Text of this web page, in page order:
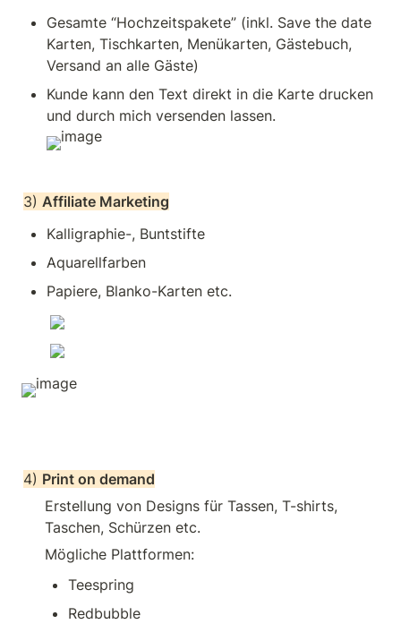
Gesamte “Hochzeitspakete” (inkl. Save the date
Karten, Tischkarten, Menükarten, Gästebuch,
Versand an alle Gäste)
Kunde kann den Text direkt in die Karte drucken
und durch mich versenden lassen.
3) Affiliate Marketing
Kalligraphie-, Buntstifte
Aquarellfarben
Papiere, Blanko-Karten etc.
4) Print on demand
Erstellung von Designs für Tassen, T-shirts,
Taschen, Schürzen etc.
Mögliche Plattformen:
Teespring
Redbubble